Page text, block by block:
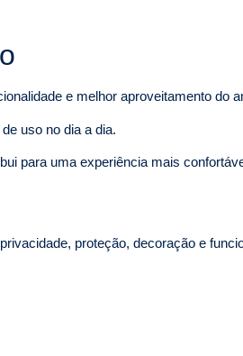
e melhor aproveitamento do
uso no dia a dia.
para uma experiência mais
proteção, decoração e